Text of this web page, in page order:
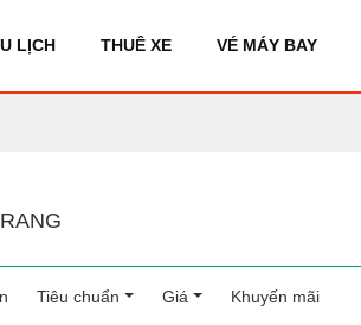
LỊCH THUÊ XE VÉ MÁY BAY
(current)
Tiêu chuẩn Giá Khuyến mãi